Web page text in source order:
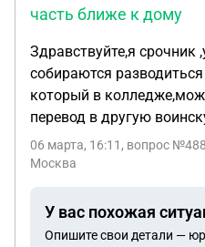
обоюдному согласию, и
часть ближе к дому
Здравствуйте,я срочник
собираются
который в
перевод в другую
06 марта, 16:11 , вопрос
Москва
У вас похожая
Опишите свои детали —